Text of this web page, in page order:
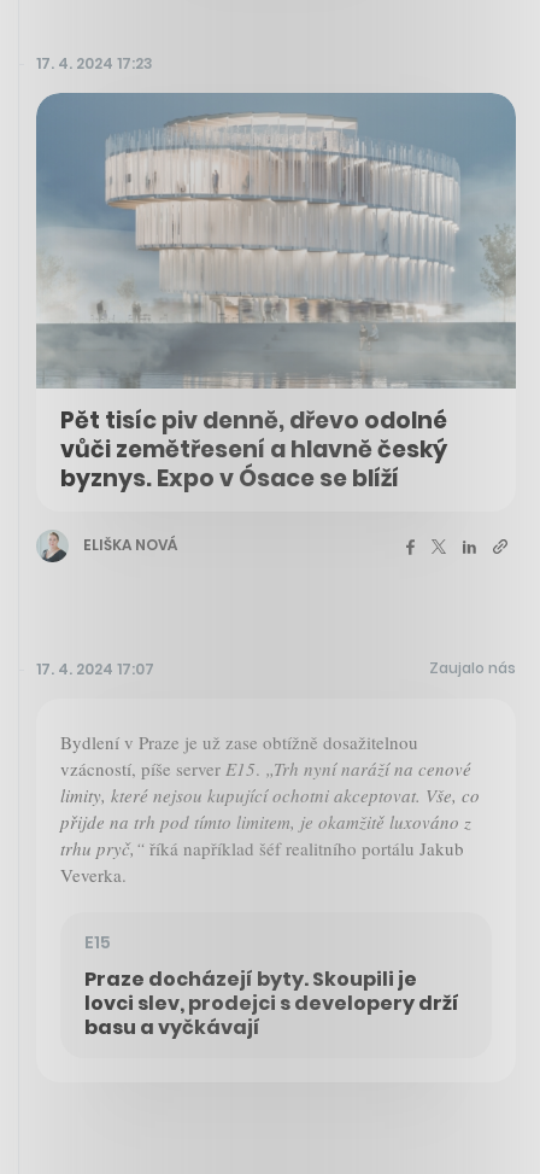
17. 4. 2024 17:23
Pět tisíc piv denně, dřevo odolné
vůči zemětřesení a hlavně český
byznys. Expo v Ósace se blíží
ELIŠKA NOVÁ
17. 4. 2024 17:07 Zaujalo nás
Bydlení v Praze je už zase obtížně dosažitelnou
vzácností, píše server E15. „Trh nyní naráží na cenové
limity, které nejsou kupující ochotni akceptovat. Vše, co
přijde na trh pod tímto limitem, je okamžitě luxováno z
trhu pryč,“ říká například šéf realitního portálu Jakub
Veverka.
E15
Praze docházejí byty. Skoupili je
lovci slev, prodejci s developery drží
basu a vyčkávají